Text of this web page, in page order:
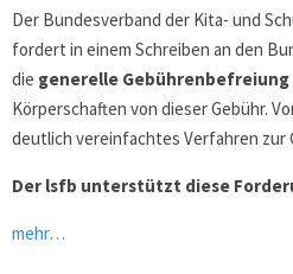
Der Bundesverband der Kita- und
fordert in einem Schreiben an den
die generelle Gebührenbefreiung
Körperschaften von dieser Gebühr.
deutlich vereinfachtes Verfahren zur
Der lsfb unterstützt diese
mehr…